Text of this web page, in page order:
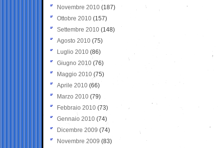
Novembre 2010 (187)
Ottobre 2010 (157)
Settembre 2010 (148)
Agosto 2010 (75)
Luglio 2010 (86)
Giugno 2010 (76)
Maggio 2010 (75)
Aprile 2010 (66)
Marzo 2010 (79)
Febbraio 2010 (73)
Gennaio 2010 (74)
Dicembre 2009 (74)
Novembre 2009 (83)